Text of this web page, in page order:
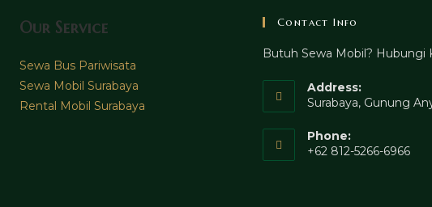
Our Service
Sewa Bus Pariwisata
Sewa Mobil Surabaya
Rental Mobil Surabaya
Contact Info
Butuh Sewa Mobil? Hubungi
Address:
Surabaya, Gunung
Phone:
+62 812-5266-6966